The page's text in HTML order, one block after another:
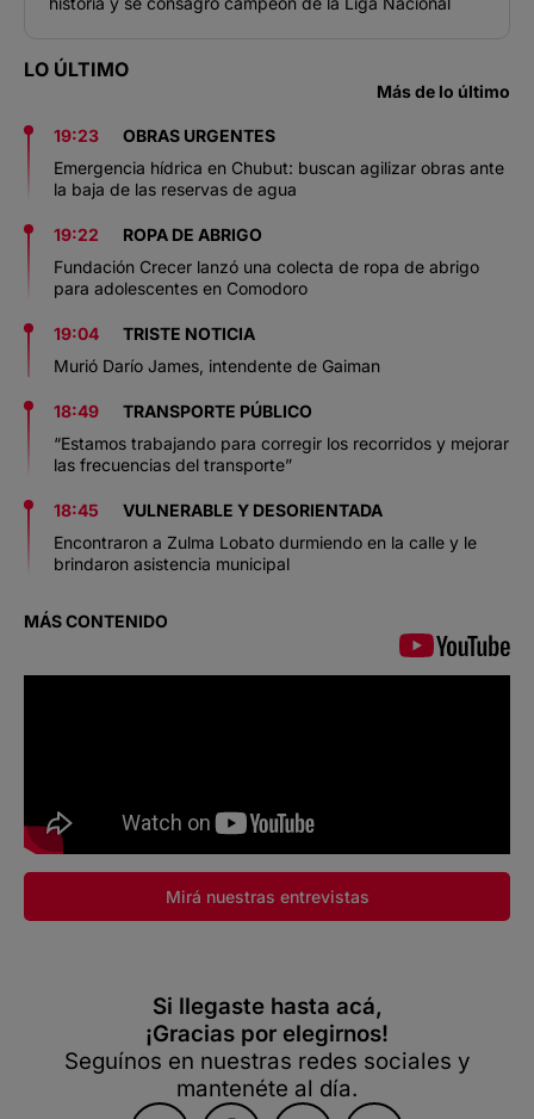
LO ÚLTIMO
Más de lo último
19:23
OBRAS URGENTES
Emergencia hídrica en Chubut: buscan agilizar obras ante
la baja de las reservas de agua
19:22
ROPA DE ABRIGO
Fundación Crecer lanzó una colecta de ropa de abrigo
para adolescentes en Comodoro
19:04
TRISTE NOTICIA
Murió Darío James, intendente de Gaiman
18:49
TRANSPORTE PÚBLICO
“Estamos trabajando para corregir los recorridos y mejorar
las frecuencias del transporte”
18:45
VULNERABLE Y DESORIENTADA
Encontraron a Zulma Lobato durmiendo en la calle y le
brindaron asistencia municipal
MÁS CONTENIDO
Mirá nuestras entrevistas
Si llegaste hasta acá,
¡Gracias por elegirnos!
Seguínos en nuestras redes sociales y
mantenéte al día.